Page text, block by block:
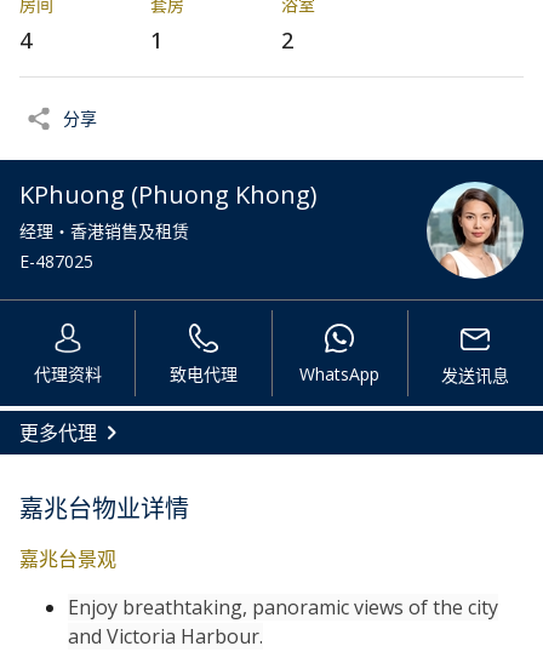
房间
4
套房
1
浴室
2
分享
KPhuong (Phuong Khong)
经理・香港销售及租赁
E-487025
代理资料 致电代理 WhatsApp 发送讯息
更多代理
嘉兆台物业详情
嘉兆台景观
Enjoy breathtaking, panoramic views of the city
and Victoria Harbour.